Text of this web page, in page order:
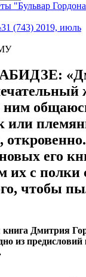
"Бульвар
(743) 2019, июль
ним
или
его
их с
чтобы
Дмитрия
из